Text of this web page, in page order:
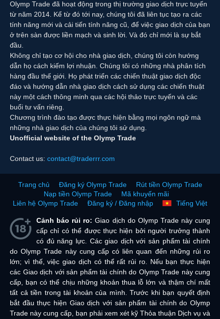
Olymp Trade đã hoạt động trong thị trường giao dịch trực tuyến
từ năm 2014. Kể từ đó tới nay, chúng tôi đã liên tục tạo ra các
tính năng mới và cải tiến tính năng cũ, để việc giao dịch của bạn
ở trên sàn được liền mạch và sinh lời. Và đó chỉ mới là sự bắt
đầu.
Không chỉ tạo cơ hội cho nhà giao dịch, chúng tôi còn hướng
dẫn họ cách kiếm lợi nhuận. Chúng tôi có những nhà phân tích
hàng đầu thế giới. Họ phát triển các chiến thuật giao dịch độc
đáo và hướng dẫn nhà giao dịch cách sử dụng các chiến thuật
này một cách thông minh qua các hội thảo trực tuyến và các
buổi tư vấn riêng.
Chương trình đào tạo được thực hiện bằng mọi ngôn ngữ mà
những nhà giao dịch của chúng tôi sử dụng.
Unofficial website of the Olymp Trade
Contact us: contact@traderrr.com
Trang chủ Đăng ký Olymp Trade
Rút tiền Olymp Trade
Nạp tiền Olymp Trade
Mã khuyến mãi
Liên hệ Olymp Trade
Đăng ký / Đăng nhập Tiếng Việt
Cảnh báo rủi ro: Giao dịch do Olymp Trade này cung
cấp chỉ có thể được thực hiện bởi người trưởng thành
có đủ năng lực. Các giao dịch với sản phẩm tài chính
do Olymp Trade này cung cấp có liên quan đến những rủi ro
lớn; vì thế, việc giao dịch có thể rất rủi ro. Nếu bạn thực hiện
các Giao dịch với sản phẩm tài chính do Olymp Trade này cung
cấp, bạn có thể chịu những khoản thua lỗ lớn và thậm chí mất
tất cả tiền trong tài khoản của mình. Trước khi bạn quyết định
bắt đầu thực hiện Giao dịch với sản phẩm tài chính do Olymp
Trade này cung cấp, bạn phải xem xét kỹ Thỏa thuận Dịch vụ và